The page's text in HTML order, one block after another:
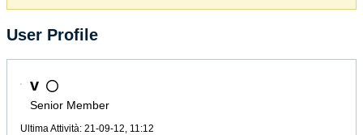
User Profile
v
Senior Member
Ultima Attività: 21-09-12, 11:12